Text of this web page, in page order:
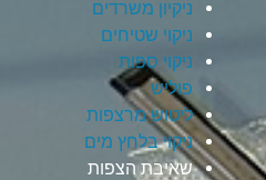
ניקיון משרדים
ניקוי שטיחים
ניקוי ספות
פוליש
ליטוש מרצפות
ניקוי בלחץ מים
שאיבת הצפות